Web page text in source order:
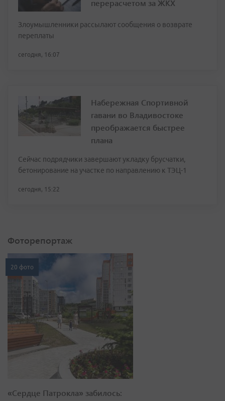
перерасчетом за ЖКХ
Злоумышленники рассылают сообщения о возврате
переплаты
сегодня, 16:07
Набережная Спортивной
гавани во Владивостоке
преображается быстрее
плана
Сейчас подрядчики завершают укладку брусчатки,
бетонирование на участке по направлению к ТЭЦ-1
сегодня, 15:22
Фоторепортаж
20 фото
«Сердце Патрокла» забилось: